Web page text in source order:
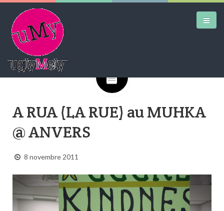
AIRTRAINERPEDIA
STREET ART
CONTACT
Google+
A RUA (LA RUE) au MUHKA
@ ANVERS
8 novembre 2011